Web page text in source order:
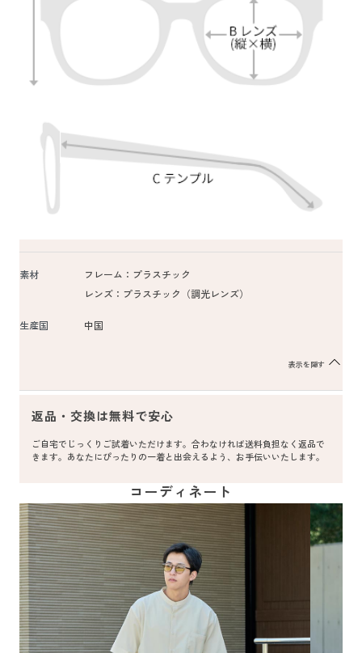
素材
フレーム：プラスチック
レンズ：プラスチック（調光レンズ）
生産国 中国
表示を隠す
返品・交換は無料で安心
ご自宅でじっくりご試着いただけます。合わなければ送料負担なく返品で
きます。あなたにぴったりの一着と出会えるよう、お手伝いいたします。
コーディネート